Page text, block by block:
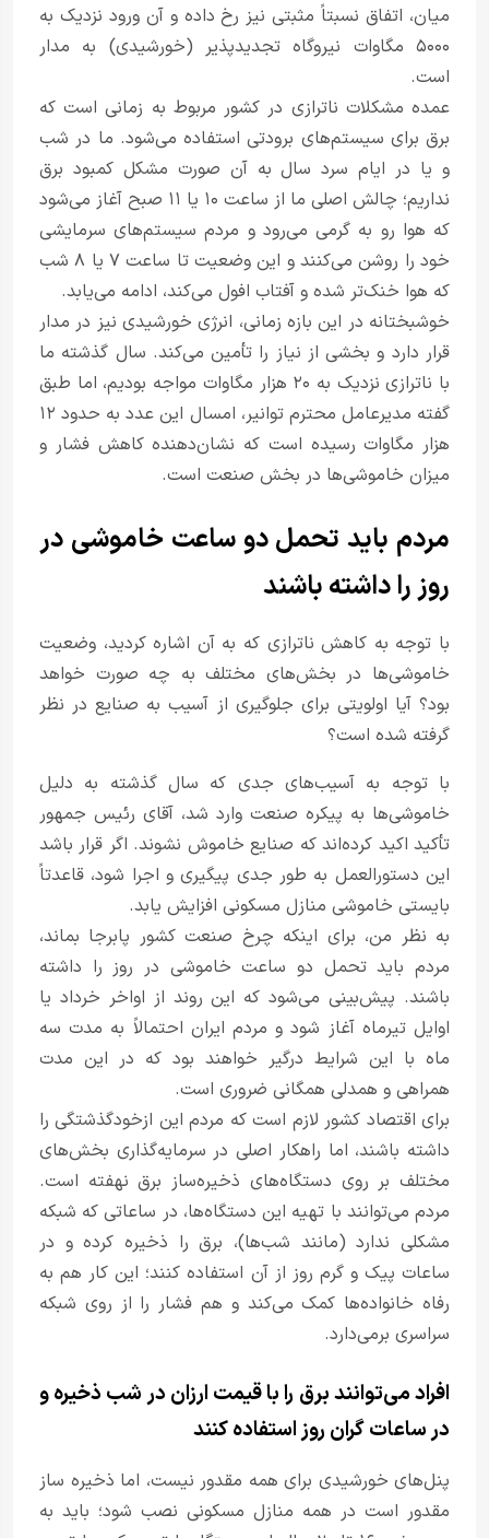
میان، اتفاق نسبتاً مثبتی نیز رخ داده و آن ورود نزدیک به
۵۰۰۰ مگاوات نیروگاه تجدیدپذیر (خورشیدی) به مدار
است.
عمده مشکلات ناترازی در کشور مربوط به زمانی است که
برق برای سیستم‌های برودتی استفاده می‌شود. ما در شب
و یا در ایام سرد سال به آن صورت مشکل کمبود برق
نداریم؛ چالش اصلی ما از ساعت ۱۰ یا ۱۱ صبح آغاز می‌شود
که هوا رو به گرمی می‌رود و مردم سیستم‌های سرمایشی
خود را روشن می‌کنند و این وضعیت تا ساعت ۷ یا ۸ شب
که هوا خنک‌تر شده و آفتاب افول می‌کند، ادامه می‌یابد.
خوشبختانه در این بازه زمانی، انرژی خورشیدی نیز در مدار
قرار دارد و بخشی از نیاز را تأمین می‌کند. سال گذشته ما
با ناترازی نزدیک به ۲۰ هزار مگاوات مواجه بودیم، اما طبق
گفته مدیرعامل محترم توانیر، امسال این عدد به حدود ۱۲
هزار مگاوات رسیده است که نشان‌دهنده کاهش فشار و
میزان خاموشی‌ها در بخش صنعت است.
مردم باید تحمل دو ساعت خاموشی در
روز را داشته باشند
با توجه به کاهش ناترازی که به آن اشاره کردید، وضعیت
خاموشی‌ها در بخش‌های مختلف به چه صورت خواهد
بود؟ آیا اولویتی برای جلوگیری از آسیب به صنایع در نظر
گرفته شده است؟
با توجه به آسیب‌های جدی که سال گذشته به دلیل
خاموشی‌ها به پیکره صنعت وارد شد، آقای رئیس جمهور
تأکید اکید کرده‌‌اند که صنایع خاموش نشوند. اگر قرار باشد
این دستورالعمل به طور جدی پیگیری و اجرا شود، قاعدتاً
بایستی خاموشی منازل مسکونی افزایش یابد.
به نظر من، برای اینکه چرخ صنعت کشور پابرجا بماند،
مردم باید تحمل دو ساعت خاموشی در روز را داشته
باشند. پیش‌بینی می‌شود که این روند از اواخر خرداد یا
اوایل تیرماه آغاز شود و مردم ایران احتمالاً به مدت سه
ماه با این شرایط درگیر خواهند بود که در این مدت
همراهی و همدلی همگانی ضروری است.
برای اقتصاد کشور لازم است که مردم این ازخودگذشتگی را
داشته باشند، اما راهکار اصلی در سرمایه‌گذاری بخش‌های
مختلف بر روی دستگاه‌های ذخیره‌ساز برق نهفته است.
مردم می‌توانند با تهیه این دستگاه‌ها، در ساعاتی که شبکه
مشکلی ندارد (مانند شب‌ها)، برق را ذخیره کرده و در
ساعات پیک و گرم روز از آن استفاده کنند؛ این کار هم به
رفاه خانواده‌ها کمک می‌کند و هم فشار را از روی شبکه
سراسری برمی‌دارد.
افراد می‌توانند برق را با قیمت ارزان در شب ذخیره و
در ساعات گران روز استفاده کنند
پنل‌های خورشیدی برای همه مقدور نیست، اما ذخیره ساز
مقدور است در همه منازل مسکونی نصب شود؛ باید به